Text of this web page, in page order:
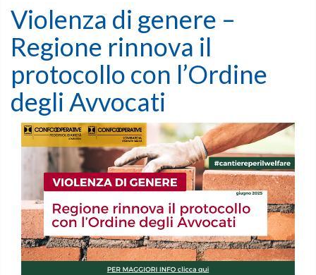
Violenza di genere –
Regione rinnova il
protocollo con l’Ordine
degli Avvocati